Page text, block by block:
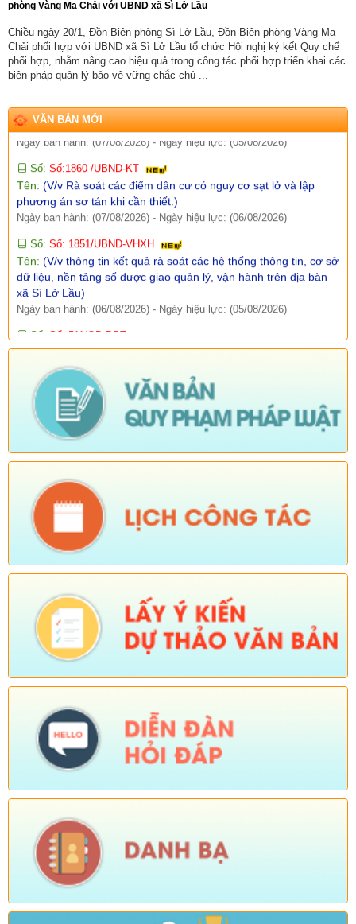
phòng Vàng Ma Chải với UBND xã Sì Lở Lầu
Chiều ngày 20/1, Đồn Biên phòng Sì Lở Lầu, Đồn Biên phòng Vàng Ma
Chải phối hợp với UBND xã Sì Lở Lầu tổ chức Hội nghị ký kết Quy chế
phối hợp, nhằm nâng cao hiệu quả trong công tác phối hợp triển khai các
biện pháp quản lý bảo vệ vững chắc chủ ...
VĂN BẢN MỚI
Số:Số: 1858/UBND-VP
Tên:(V/v triển khai thực hiện Nghị định số 301/2026/NĐ-CP
ngày 30/7/2026 của Chính phủ)
Số:Số:1860 /UBND-KT
Tên:(V/v Rà soát các điểm dân cư có nguy cơ sạt lở và lập
phương án sơ tán khi cần thiết.)
Ngày ban hành: (07/08/2026) -Ngày hiệu lực: (06/08/2026)
Số: Số: 1851/UBND-VHXH
Tên: (V/v thông tin kết quả rà soát các hệ thống thông tin, cơ sở
dữ liệu, nền tảng số được giao quản lý, vận hành trên địa bàn
xã Sì Lở Lầu)
Ngày ban hành: (06/08/2026) -Ngày hiệu lực: (05/08/2026)
Số:Số: 511/QĐ-BBT
Tên: (QUYẾT ĐỊNH Về việc ban hành Quy chế tổ chức và hoạt
động của Trang thông tin điện tử xã Sì Lở Lầu)
Ngày ban hành: (06/08/2026)
Tên:(KẾ HOẠCH Truyền thông hưởng ứng Tuần lễ Thế giới
Nuôi con bằng sữa mẹ năm 2026)
Ngày ban hành: (05/08/2026) -Ngày hiệu lực: (05/08/2026)
Số:Số:1840 /UBND-KT
Tên:(V/v rà soát đối tượng để thực hiện chính sách về đất đai
Ngày ban hành: (05/08/2026)
Tên: (Mời dự Hội nghị Báo cáo viên cấp tỉnh thá)
Ngày ban hành: (05/08/2026)
Số:Số: 1836/UBND-VP
Nghị định số 266/2026/NĐ-CP của Chính phủ về tiết kiệm,
chống lãng phí.)
Ngày ban hành: (05/08/2026) - Ngày hiệu lực: (04/08/2026)
Số: 1839/KH-UBND
Tên:(KẾ HOẠCH Công tác phổ biến, giáo dục pháp luật 6
Ngày ban hành: (05/08/2026) -
Số: Số: 1721/KH-UBND
Tên:(KẾ HOẠCH Tổ chức Hội nghị tổng kết năm học 2025-
2026, triển khai nhiệm vụ năm học 2026-2027)
Ngày ban hành: (04/08/2026) -Ngày hiệu lực: (24/07/2026)